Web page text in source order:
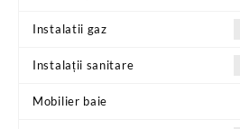
Instalatii gaz
Instalații sanitare
Mobilier baie